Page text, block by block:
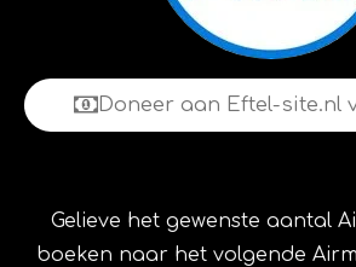
Doneer aan Eftel-site.nl
Gelieve het gewenste aantal
boeken naar het volgende